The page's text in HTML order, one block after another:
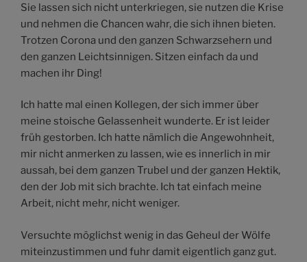
Sie lassen sich nicht unterkriegen, sie nutzen die Krise
und nehmen die Chancen wahr, die sich ihnen bieten.
Trotzen Corona und den ganzen Schwarzsehern und
den ganzen Leichtsinnigen. Sitzen einfach da und
machen ihr Ding!
Ich hatte mal einen Kollegen, der sich immer über
meine stoische Gelassenheit wunderte. Er ist leider
früh gestorben. Ich hatte nämlich die Angewohnheit,
mir nicht anmerken zu lassen, wie es innerlich in mir
aussah, bei dem ganzen Trubel und der ganzen Hektik,
den der Job mit sich brachte. Ich tat einfach meine
Arbeit, nicht mehr, nicht weniger.
Versuchte möglichst wenig in das Geheul der Wölfe
miteinzustimmen und fuhr damit eigentlich ganz gut.